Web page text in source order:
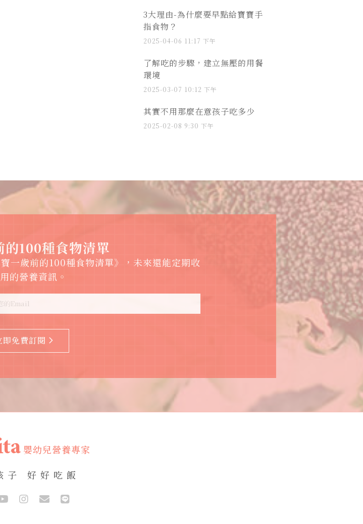
3大理由-為什麼要早點給寶寶手
指食物？
2025-04-06 11:17 下午
了解吃的步驟，建立無壓的用餐
環境
2025-03-07 10:12 下午
其實不用那麼在意孩子吃多少
2025-02-08 9:30 下午
的100種食物清單
一歲前的100種食物清單》，未來還能定期收
的營養資訊。
即免費訂閱
嬰幼兒營養專家
子 好好吃飯